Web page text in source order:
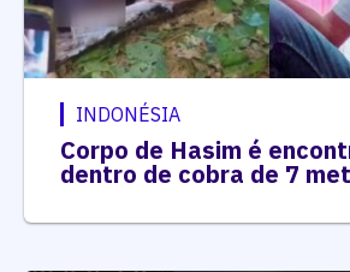
INDONÉSIA
Corpo de Hasim é
dentro de cobra de 7